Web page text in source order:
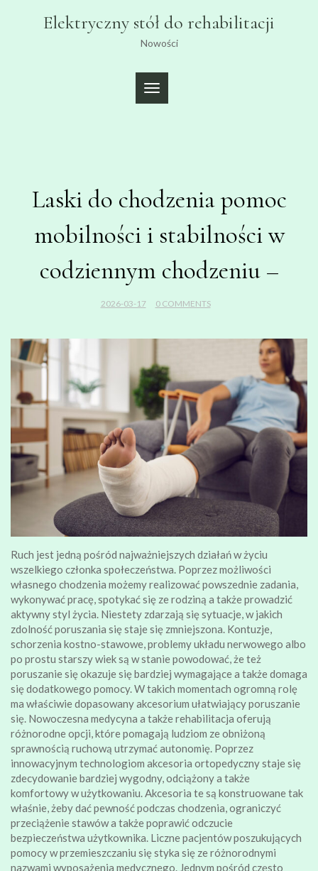
Elektryczny stół do rehabilitacji
Nowości
TOGGLE
NAVIGATION
Laski do chodzenia pomoc
mobilności i stabilności w
codziennym chodzeniu –
2026-03-17 0 COMMENTS
Ruch jest jedną pośród najważniejszych działań w życiu
wszelkiego członka społeczeństwa. Poprzez możliwości
własnego chodzenia możemy realizować powszednie zadania,
wykonywać pracę, spotykać się ze rodziną a także prowadzić
aktywny styl życia. Niestety zdarzają się sytuacje, w jakich
zdolność poruszania się staje się zmniejszona. Kontuzje,
schorzenia kostno-stawowe, problemy układu nerwowego albo
po prostu starszy wiek są w stanie powodować, że też
poruszanie się okazuje się bardziej wymagające a także domaga
się dodatkowego pomocy. W takich momentach ogromną rolę
ma właściwie dopasowany akcesorium ułatwiający poruszanie
się. Nowoczesna medycyna a także rehabilitacja oferują
różnorodne opcji, które pomagają ludziom ze obniżoną
sprawnością ruchową utrzymać autonomię. Poprzez
innowacyjnym technologiom akcesoria ortopedyczny staje się
zdecydowanie bardziej wygodny, odciążony a także
komfortowy w użytkowaniu. Akcesoria te są konstruowane tak
właśnie, żeby dać pewność podczas chodzenia, ograniczyć
przeciążenie stawów a także poprawić odczucie
bezpieczeństwa użytkownika. Liczne pacjentów poszukujących
pomocy w przemieszczaniu się styka się ze różnorodnymi
nazwami wyposażenia medycznego. Jednym pośród często